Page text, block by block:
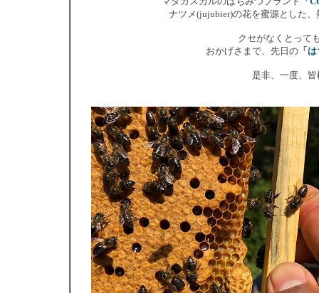
ナツメ(jujubier)の花を蜜源とした
クセがなくとって
おかげさまで、先日の「は
是非、一度、